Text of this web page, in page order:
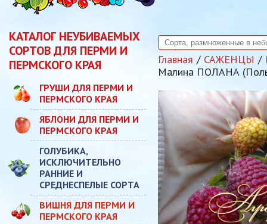
КАТАЛОГ НЕУБИВАЕМЫХ
СОРТОВ ДЛЯ ПЕРМИ И
ПЕРМСКОГО КРАЯ
ГРУШИ ДЛЯ ПЕРМИ И
ПЕРМСКОГО КРАЯ
ЯБЛОНИ ДЛЯ ПЕРМИ И
ПЕРМСКОГО КРАЯ
ГОЛУБИКА,
ИСКЛЮЧИТЕЛЬНО
РАННИЕ И
СРЕДНЕСПЕЛЫЕ СОРТА
ВИШНЯ ДЛЯ ПЕРМИ И
ПЕРМСКОГО КРАЯ
Главная САЖЕНЦЫ
Малина ПОЛАНА